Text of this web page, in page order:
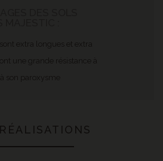
extra longues et extra
une grande résistance à
son paroxysme